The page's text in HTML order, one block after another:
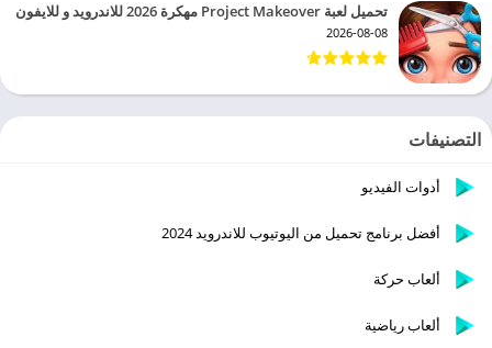
تحميل لعبة Project Makeover مهكرة 2026 للاندرويد و للايفون
2026-08-08
التصنيفات
أدوات الفيديو
أفضل برنامج تحميل من اليوتيوب للاندرويد 2024
ألعاب حركة
ألعاب رياضية